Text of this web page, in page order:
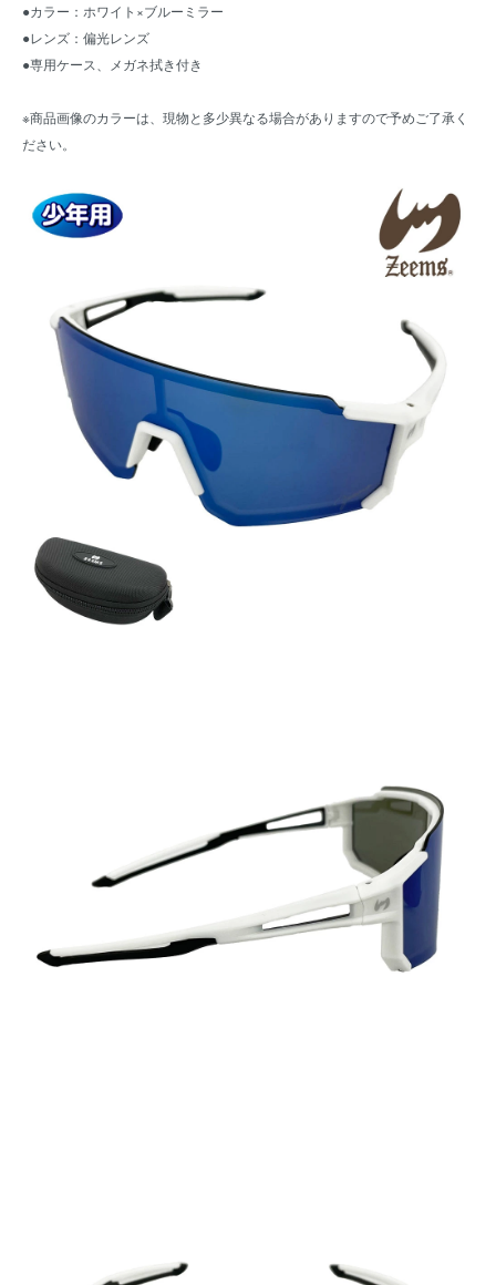
●カラー：ホワイト×ブルーミラー
●レンズ：偏光レンズ
●専用ケース、メガネ拭き付き
※商品画像のカラーは、現物と多少異なる場合がありますので予めご了承く
ださい。